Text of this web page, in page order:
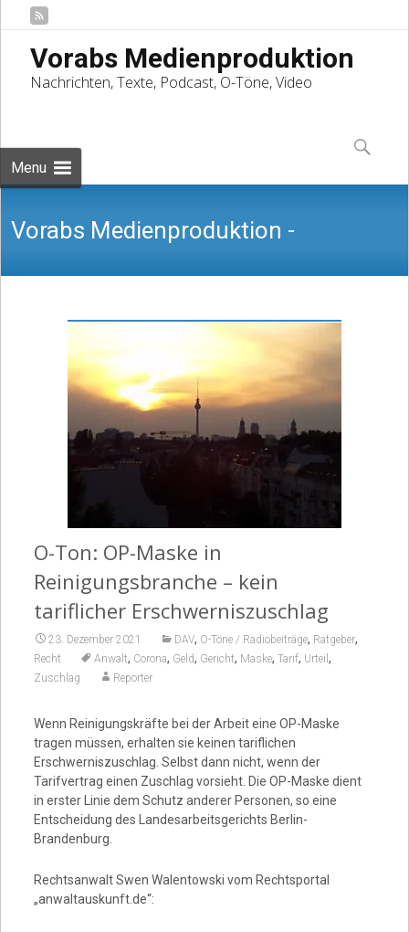
Vorabs Medienproduktion
Nachrichten, Texte, Podcast, O-Töne, Video
Menu
to
content
Suchen
nach:
Vorabs Medienproduktion -
Nachrichten, Texte, Podcast, O-Töne,
Video
O-Ton: OP-Maske in
Reinigungsbranche – kein
tariflicher Erschwerniszuschlag
23. Dezember 2021 DAV, O-Töne / Radiobeiträge, Ratgeber,
Recht Anwalt, Corona, Geld, Gericht, Maske, Tarif, Urteil ,
Zuschlag Reporter
Wenn Reinigungskräfte bei der Arbeit eine OP-Maske
tragen müssen, erhalten sie keinen tariflichen
Erschwerniszuschlag. Selbst dann nicht, wenn der
Tarifvertrag einen Zuschlag vorsieht. Die OP-Maske dient
in erster Linie dem Schutz anderer Personen, so eine
Entscheidung des Landesarbeitsgerichts Berlin-
Brandenburg.
Rechtsanwalt Swen Walentowski vom Rechtsportal
„anwaltauskunft.de“: